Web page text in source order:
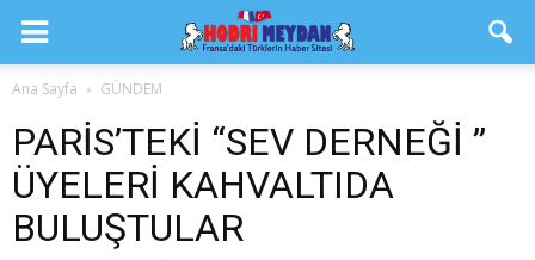
Ana Sayfa GÜNDEM
PARİS’TEKİ “SEV DERNEĞİ ”
ÜYELERİ KAHVALTIDA
BULUŞTULAR